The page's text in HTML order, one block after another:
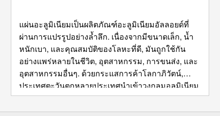
แผ่นอะลูมิเนียมเป็นผลิตภัณฑ์อะลูมิเนียมอัลลอยด์ที่
ผ่านการแปรรูปอย่างล้ำลึก. เนื่องจากมีขนาดเล็ก, น้ำ
หนักเบา, และคุณสมบัติของโลหะที่ดี, มันถูกใช้กัน
อย่างแพร่หลายในชีวิต, อุตสาหกรรม, การขนส่ง, และ
อุตสาหกรรมอื่นๆ. ด้วยกระแสการค้าโลกาภิวัตน์,
ประเทศตะวันตกหลายประเทศนำเข้าวงกลมอลูมิเนียม
จากประเทศจีน, แต่บางประเทศไม่รู้ว่าผู้ผลิตวงกลมอลู
มิเนียมรายใดดีในจีน, และผู้ผลิตรายใด ...